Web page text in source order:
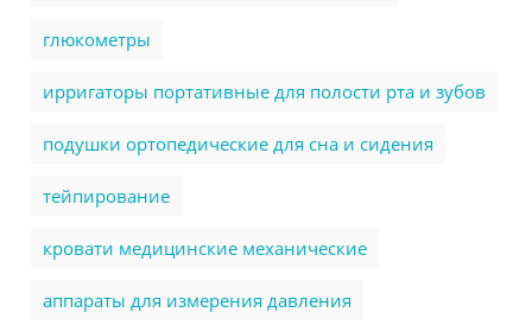
глюкометры
ирригаторы портативные для полости рта и зубов
подушки ортопедические для сна и сидения
тейпирование
кровати медицинские механические
аппараты для измерения давления